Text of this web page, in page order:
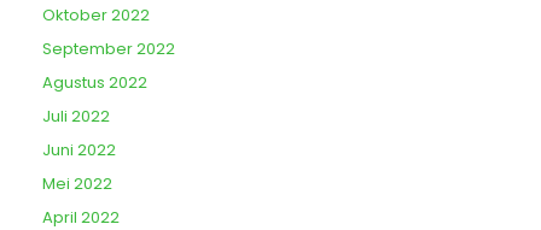
Oktober 2022
September 2022
Agustus 2022
Juli 2022
Juni 2022
Mei 2022
April 2022